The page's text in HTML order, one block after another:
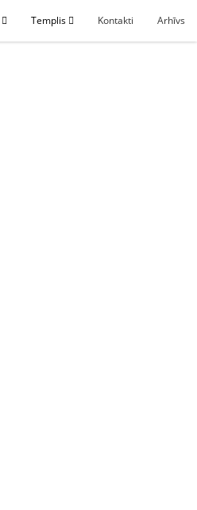
Templis Kontakti Arhīvs